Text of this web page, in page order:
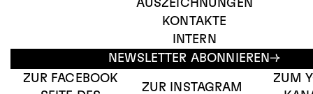
AUSZEICHNUNGEN
KONTAKTE
INTERN
NEWSLETTER ABONNIEREN
ZUR FACEBOOK
ZUR INSTAGRAM
ZUM